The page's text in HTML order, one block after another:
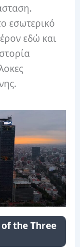
εσωτερικό
εδώ και
the Three